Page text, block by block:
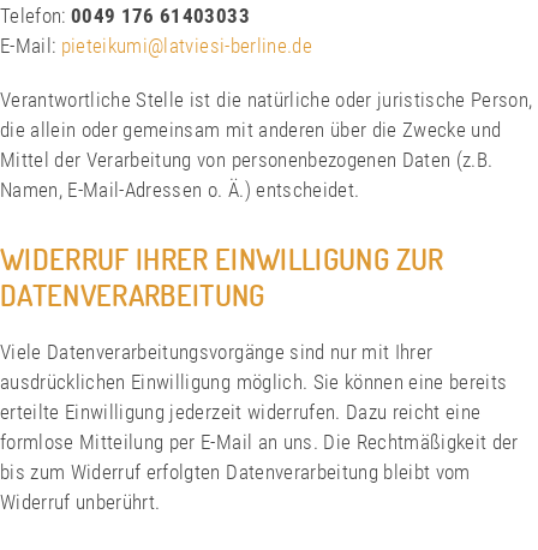
Telefon:0049 176 61403033
E-Mail: pieteikumi@latviesi-berline.de
Verantwortliche Stelle ist die natürliche oder juristische Person,
die allein oder gemeinsam mit anderen über die Zwecke und
Mittel der Verarbeitung von personenbezogenen Daten (z.B.
Namen, E-Mail-Adressen o. Ä.) entscheidet.
WIDERRUF IHRER EINWILLIGUNG ZUR
DATENVERARBEITUNG
Viele Datenverarbeitungsvorgänge sind nur mit Ihrer
ausdrücklichen Einwilligung möglich. Sie können eine bereits
erteilte Einwilligung jederzeit widerrufen. Dazu reicht eine
formlose Mitteilung per E-Mail an uns. Die Rechtmäßigkeit der
bis zum Widerruf erfolgten Datenverarbeitung bleibt vom
Widerruf unberührt.